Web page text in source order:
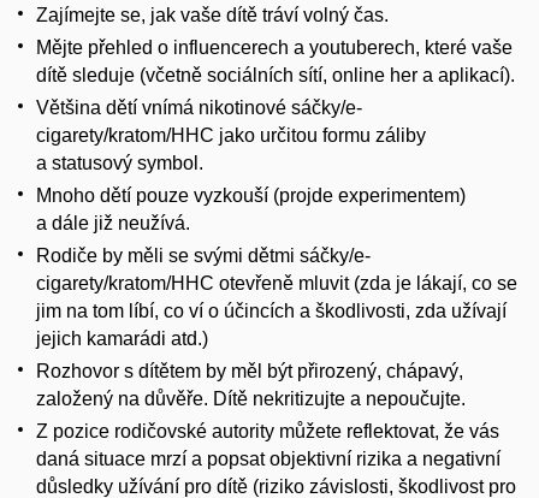
Zajímejte se, jak vaše dítě tráví volný čas.
Mějte přehled o influencerech a youtuberech, které vaše
dítě sleduje (včetně sociálních sítí, online her a aplikací).
Většina dětí vnímá nikotinové sáčky/e-
cigarety/kratom/HHC jako určitou formu záliby
a statusový symbol.
Mnoho dětí pouze vyzkouší (projde experimentem)
a dále již neužívá.
Rodiče by měli se svými dětmi sáčky/e-
cigarety/kratom/HHC otevřeně mluvit (zda je lákají, co se
jim na tom líbí, co ví o účincích a škodlivosti, zda užívají
jejich kamarádi atd.)
Rozhovor s dítětem by měl být přirozený, chápavý,
založený na důvěře. Dítě nekritizujte a nepoučujte.
Z pozice rodičovské autority můžete reflektovat, že vás
daná situace mrzí a popsat objektivní rizika a negativní
důsledky užívání pro dítě (riziko závislosti, škodlivost pro